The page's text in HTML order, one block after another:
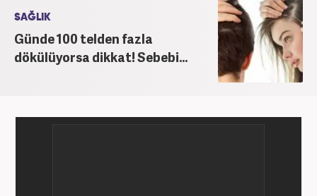
SAĞLIK
Günde 100 telden fazla
dökülüyorsa dikkat! Sebebi...